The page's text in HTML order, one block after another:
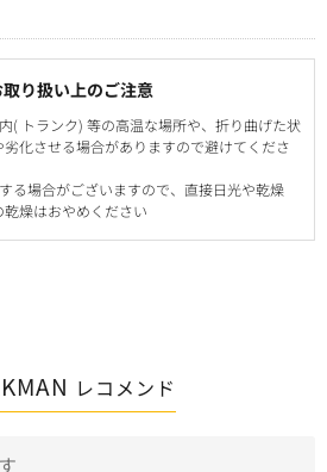
り扱い上のご注意
( トランク) 等の高温な場所や、折り曲げた状
化させる場合がありますので避けてくださ
る場合がございますので、直接日光や乾燥
燥はおやめください
レコメンド